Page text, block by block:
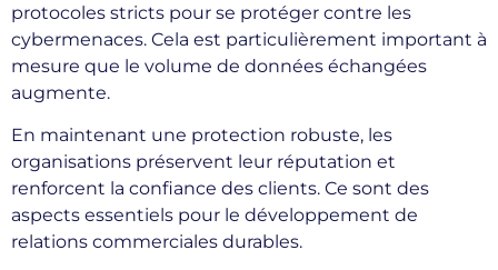
protocoles stricts pour se protéger contre les
cybermenaces. Cela est particulièrement important à
mesure que le volume de données échangées
augmente.
En maintenant une protection robuste, les
organisations préservent leur réputation et
renforcent la confiance des clients. Ce sont des
aspects essentiels pour le développement de
relations commerciales durables.